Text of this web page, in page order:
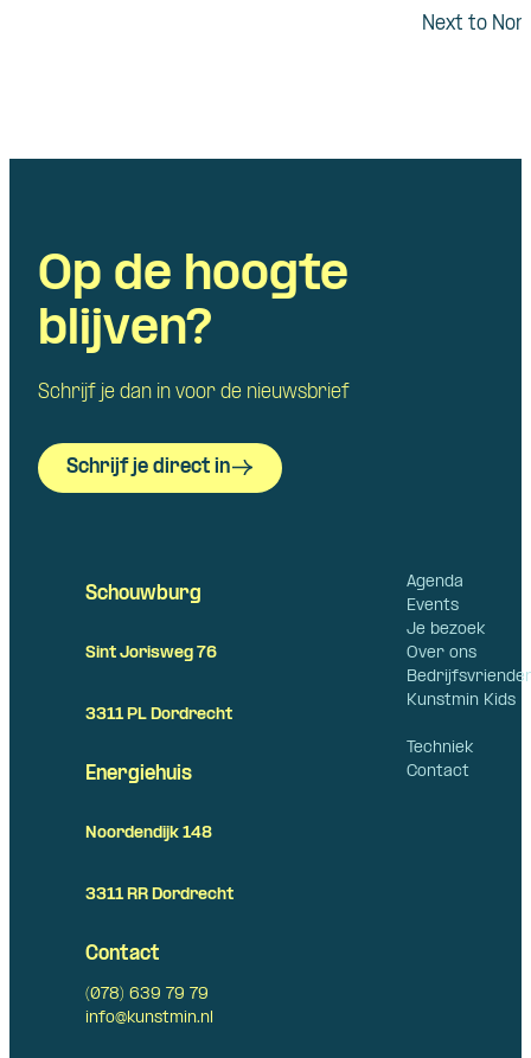
Next to
Op de hoogte
blijven?
Schrijf je dan in voor de nieuwsbrief
Schrijf je direct in
Agenda
Events
Je bezoek
Over ons
Kunstmin Kids
Techniek
Contact
Schouwburg
Sint Jorisweg 76
3311 PL Dordrecht
Energiehuis
Noordendijk 148
3311 RR Dordrecht
Contact
(078) 639 79 79
info@kunstmin.nl